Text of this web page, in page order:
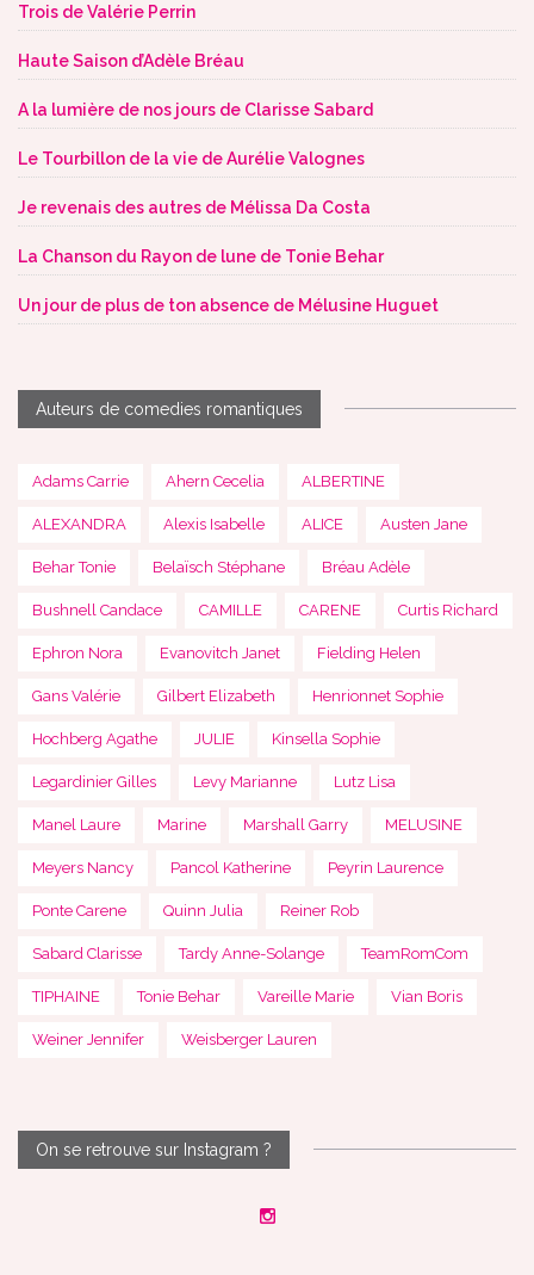
Trois de Valérie Perrin
Haute Saison d’Adèle Bréau
A la lumière de nos jours de Clarisse Sabard
Le Tourbillon de la vie de Aurélie Valognes
Je revenais des autres de Mélissa Da Costa
La Chanson du Rayon de lune de Tonie Behar
Un jour de plus de ton absence de Mélusine Huguet
Auteurs de comedies romantiques
Adams Carrie Ahern Cecelia ALBERTINE
ALEXANDRA Alexis Isabelle ALICE Austen Jane
Behar Tonie Belaïsch Stéphane Bréau Adèle
Bushnell Candace CAMILLE CARENE Curtis Richard
Ephron Nora Evanovitch Janet Fielding Helen
Gans Valérie Gilbert Elizabeth Henrionnet Sophie
Hochberg Agathe JULIE Kinsella Sophie
Legardinier Gilles Levy Marianne Lutz Lisa
Manel Laure Marine Marshall Garry MELUSINE
Meyers Nancy Pancol Katherine Peyrin Laurence
Ponte Carene Quinn Julia Reiner Rob
Sabard Clarisse Tardy Anne-Solange TeamRomCom
TIPHAINE Tonie Behar Vareille Marie Vian Boris
Weiner Jennifer Weisberger Lauren
On se retrouve sur Instagram ?